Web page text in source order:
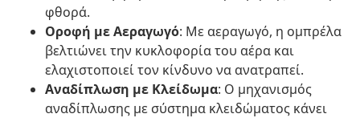
φθορά.
Οροφή με Αεραγωγό: Με αεραγωγό, η ομπρέλα
βελτιώνει την κυκλοφορία του αέρα και
ελαχιστοποιεί τον κίνδυνο να ανατραπεί.
Αναδίπλωση με Κλείδωμα: Ο μηχανισμός
αναδίπλωσης με σύστημα κλειδώματος κάνει